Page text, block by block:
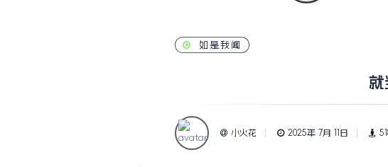
如是我闻
就
小火花 2025年 7月 11日